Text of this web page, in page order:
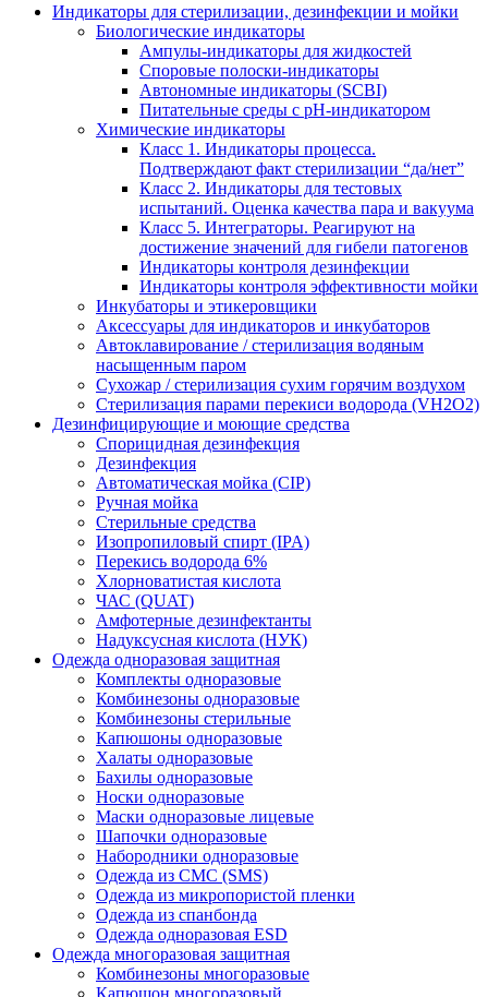
Индикаторы для стерилизации, дезинфекции и мойки
Биологические индикаторы
Ампулы-индикаторы для жидкостей
Споровые полоски-индикаторы
Автономные индикаторы (SCBI)
Питательные среды с рН-индикатором
Химические индикаторы
Класс 1. Индикаторы процесса.
Подтверждают факт стерилизации “да/нет”
Класс 2. Индикаторы для тестовых
испытаний. Оценка качества пара и вакуума
Класс 5. Интеграторы. Реагируют на
достижение значений для гибели патогенов
Индикаторы контроля дезинфекции
Индикаторы контроля эффективности мойки
Инкубаторы и этикеровщики
Аксессуары для индикаторов и инкубаторов
Автоклавирование / стерилизация водяным
насыщенным паром
Сухожар / стерилизация сухим горячим воздухом
Стерилизация парами перекиси водорода (VH2O2)
Дезинфицирующие и моющие средства
Спорицидная дезинфекция
Дезинфекция
Автоматическая мойка (CIP)
Ручная мойка
Стерильные средства
Изопропиловый спирт (IPA)
Перекись водорода 6%
Хлорноватистая кислота
ЧАС (QUAT)
Амфотерные дезинфектанты
Надуксусная кислота (НУК)
Одежда одноразовая защитная
Комплекты одноразовые
Комбинезоны одноразовые
Комбинезоны стерильные
Капюшоны одноразовые
Халаты одноразовые
Бахилы одноразовые
Носки одноразовые
Маски одноразовые лицевые
Шапочки одноразовые
Набородники одноразовые
Одежда из СМС (SMS)
Одежда из микропористой пленки
Одежда из спанбонда
Одежда одноразовая ESD
Одежда многоразовая защитная
Комбинезоны многоразовые
Капюшон многоразовый